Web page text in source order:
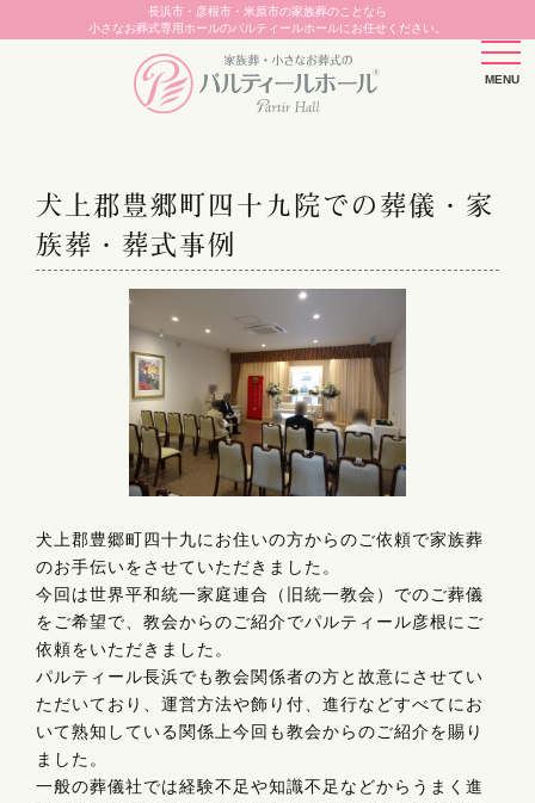
長浜市・彦根市・米原市の家族葬のことなら
小さなお葬式専用ホールのパルティールホールにお任せください。
犬上郡豊郷町四十九院での葬儀・家
族葬・葬式事例
犬上郡豊郷町四十九にお住いの方からのご依頼で家族葬
のお手伝いをさせていただきました。
今回は世界平和統一家庭連合（旧統一教会）でのご葬儀
をご希望で、教会からのご紹介でパルティール彦根にご
依頼をいただきました。
パルティール長浜でも教会関係者の方と故意にさせてい
ただいており、運営方法や飾り付、進行などすべてにお
いて熟知している関係上今回も教会からのご紹介を賜り
ました。
一般の葬儀社では経験不足や知識不足などからうまく進